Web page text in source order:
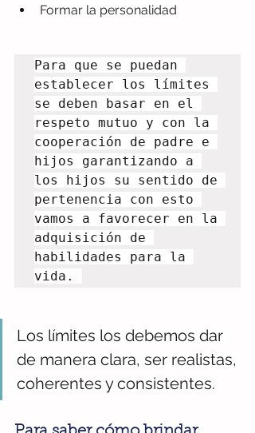
Formar la personalidad
Para que se puedan
establecer los límites
se deben basar en el
respeto mutuo y con la
cooperación de padre e
hijos garantizando a
los hijos su sentido de
pertenencia con esto
vamos a favorecer en la
adquisición de
habilidades para la
vida.
Los límites los debemos dar
de manera clara, ser realistas,
coherentes y consistentes.